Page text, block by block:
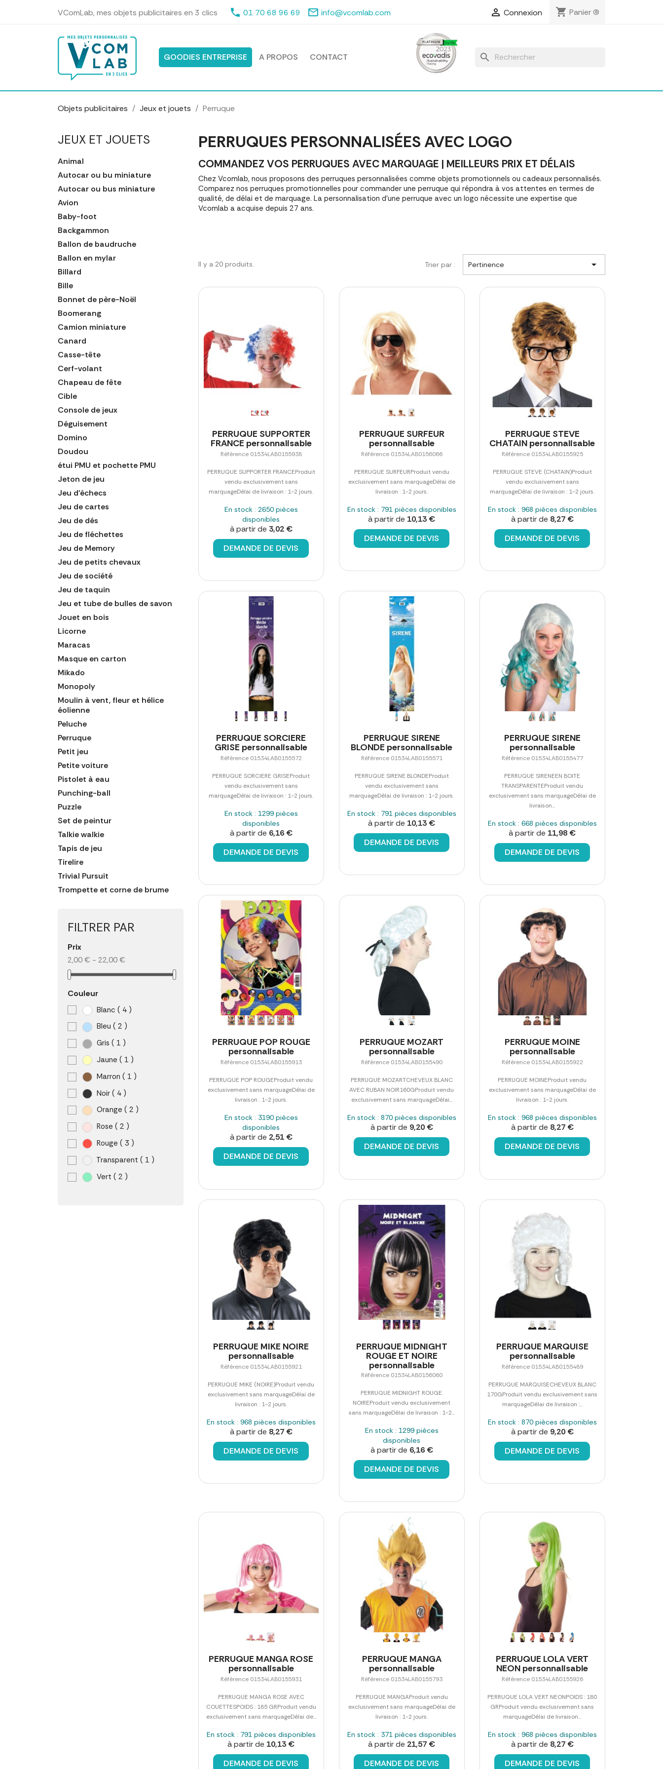
VComLab, mes objets publicitaires en 3 clics phone 01 70 68 96 69 mail_outline info@vcomlab.com  Connexion shopping_cart Panier(0)
GOODIES ENTREPRISE A PROPOS CONTACT search
Objets publicitaires Jeux et jouets Perruque
JEUX ET JOUETS
Animal
Autocar ou bu miniature
Autocar ou bus miniature
Avion
Baby-foot
Backgammon
Ballon de baudruche
Ballon en mylar
Billard
Bille
Bonnet de père-Noël
Boomerang
Camion miniature
Canard
Casse-tête
Cerf-volant
Chapeau de fête
Cible
Console de jeux
Déguisement
Domino
Doudou
étui PMU et pochette PMU
Jeton de jeu
Jeu d'échecs
Jeu de cartes
Jeu de dés
Jeu de fléchettes
Jeu de Memory
Jeu de petits chevaux
Jeu de société
Jeu de taquin
Jeu et tube de bulles de savon
Jouet en bois
Licorne
Maracas
Masque en carton
Mikado
Monopoly
Moulin à vent, fleur et hélice
éolienne
Peluche
Perruque
Petit jeu
Petite voiture
Pistolet à eau
Punching-ball
Puzzle
Set de peintur
Talkie walkie
Tapis de jeu
Tirelire
Trivial Pursuit
Trompette et corne de brume
FILTRER PAR
Prix
2,00 € - 22,00 €
Couleur
Blanc ( 4 )
Bleu ( 2 )
Gris ( 1 )
Jaune ( 1 )
Marron ( 1 )
Noir ( 4 )
Orange ( 2 )
Rose ( 2 )
Rouge ( 3 )
Transparent ( 1 )
Vert ( 2 )
PERRUQUES PERSONNALISÉES AVEC LOGO
COMMANDEZ VOS PERRUQUES AVEC MARQUAGE | MEILLEURS PRIX ET DÉLAIS
Chez Vcomlab, nous proposons des perruques personnalisées comme objets promotionnels ou cadeaux personnalisés.
Comparez nos perruques promotionnelles pour commander une perruque qui répondra à vos attentes en termes de
qualité, de délai et de marquage. La personnalisation d'une perruque avec un logo nécessite une expertise que
Vcomlab a acquise depuis 27 ans.
Il y a 20 produits. Trier par : Pertinence 
PERRUQUE SUPPORTER
FRANCE personnalisable
Référence 01534LAB0155938
PERRUQUE SUPPORTER FRANCEProduit
vendu exclusivement sans
marquageDélai de livraison : 1-2 jours.
En stock : 2650 pièces
disponibles
à partir de 3,02 €
DEMANDE DE DEVIS
PERRUQUE SURFEUR
personnalisable
Référence 01534LAB0156066
PERRUQUE SURFEURProduit vendu
exclusivement sans marquageDélai de
livraison : 1-2 jours.
En stock : 791 pièces disponibles
à partir de 10,13 €
DEMANDE DE DEVIS
PERRUQUE STEVE
CHATAIN personnalisable
Référence 01534LAB0155925
PERRUQUE STEVE (CHATAIN)Produit
vendu exclusivement sans
marquageDélai de livraison : 1-2 jours.
En stock : 968 pièces disponibles
à partir de 8,27 €
DEMANDE DE DEVIS
PERRUQUE SORCIERE
GRISE personnalisable
Référence 01534LAB0155572
PERRUQUE SORCIERE GRISEProduit
vendu exclusivement sans
marquageDélai de livraison : 1-2 jours.
En stock : 1299 pièces
disponibles
à partir de 6,16 €
DEMANDE DE DEVIS
PERRUQUE SIRENE
BLONDE personnalisable
Référence 01534LAB0155571
PERRUQUE SIRENE BLONDEProduit
vendu exclusivement sans
marquageDélai de livraison : 1-2 jours.
En stock : 791 pièces disponibles
à partir de 10,13 €
DEMANDE DE DEVIS
PERRUQUE SIRENE
personnalisable
Référence 01534LAB0155477
PERRUQUE SIRENEEN BOITE
TRANSPARENTEProduit vendu
exclusivement sans marquageDélai de
livraison...
En stock : 668 pièces disponibles
à partir de 11,98 €
DEMANDE DE DEVIS
PERRUQUE POP ROUGE
personnalisable
Référence 01534LAB0155913
PERRUQUE POP ROUGEProduit vendu
exclusivement sans marquageDélai de
livraison : 1-2 jours.
En stock : 3190 pièces
disponibles
à partir de 2,51 €
DEMANDE DE DEVIS
PERRUQUE MOZART
personnalisable
Référence 01534LAB0155490
PERRUQUE MOZARTCHEVEUX BLANC
AVEC RUBAN NOIR160GProduit vendu
exclusivement sans marquageDélai...
En stock : 870 pièces disponibles
à partir de 9,20 €
DEMANDE DE DEVIS
PERRUQUE MOINE
personnalisable
Référence 01534LAB0155922
PERRUQUE MOINEProduit vendu
exclusivement sans marquageDélai de
livraison : 1-2 jours.
En stock : 968 pièces disponibles
à partir de 8,27 €
DEMANDE DE DEVIS
PERRUQUE MIKE NOIRE
personnalisable
Référence 01534LAB0155921
PERRUQUE MIKE (NOIRE)Produit vendu
exclusivement sans marquageDélai de
livraison : 1-2 jours.
En stock : 968 pièces disponibles
à partir de 8,27 €
DEMANDE DE DEVIS
PERRUQUE MIDNIGHT
ROUGE ET NOIRE
personnalisable
Référence 01534LAB0156060
PERRUQUE MIDNIGHT ROUGE.
NOIREProduit vendu exclusivement
sans marquageDélai de livraison : 1-2...
En stock : 1299 pièces
disponibles
à partir de 6,16 €
DEMANDE DE DEVIS
PERRUQUE MARQUISE
personnalisable
Référence 01534LAB0155489
PERRUQUE MARQUISECHEVEUX BLANC
170GProduit vendu exclusivement sans
marquageDélai de livraison :...
En stock : 870 pièces disponibles
à partir de 9,20 €
DEMANDE DE DEVIS
PERRUQUE MANGA ROSE
personnalisable
Référence 01534LAB0155931
PERRUQUE MANGA ROSE AVEC
COUETTESPOIDS : 185 GRProduit vendu
exclusivement sans marquageDélai de...
En stock : 791 pièces disponibles
à partir de 10,13 €
DEMANDE DE DEVIS
PERRUQUE MANGA
personnalisable
Référence 01534LAB0155793
PERRUQUE MANGAProduit vendu
exclusivement sans marquageDélai de
livraison : 1-2 jours.
En stock : 371 pièces disponibles
à partir de 21,57 €
DEMANDE DE DEVIS
PERRUQUE LOLA VERT
NEON personnalisable
Référence 01534LAB0155926
PERRUQUE LOLA VERT NEONPOIDS : 180
GRProduit vendu exclusivement sans
marquageDélai de livraison...
En stock : 968 pièces disponibles
à partir de 8,27 €
DEMANDE DE DEVIS